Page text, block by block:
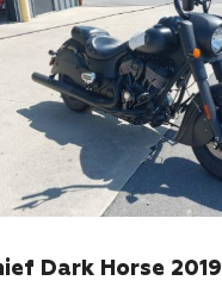
Dark Horse 2019